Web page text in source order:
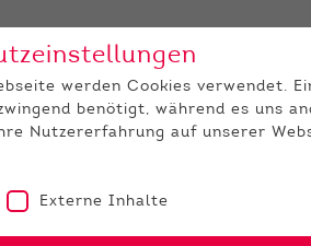
werden Cookies verwendet.
benötigt, während es uns
Nutzererfahrung auf unserer
Externe Inhalte